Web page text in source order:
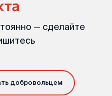
— сделайте
добровольцем